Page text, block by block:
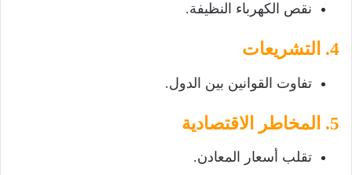
نقص الكهرباء النظيفة.
4. التشريعات
تفاوت القوانين بين الدول.
5. المخاطر الاقتصادية
تقلب أسعار المعادن.